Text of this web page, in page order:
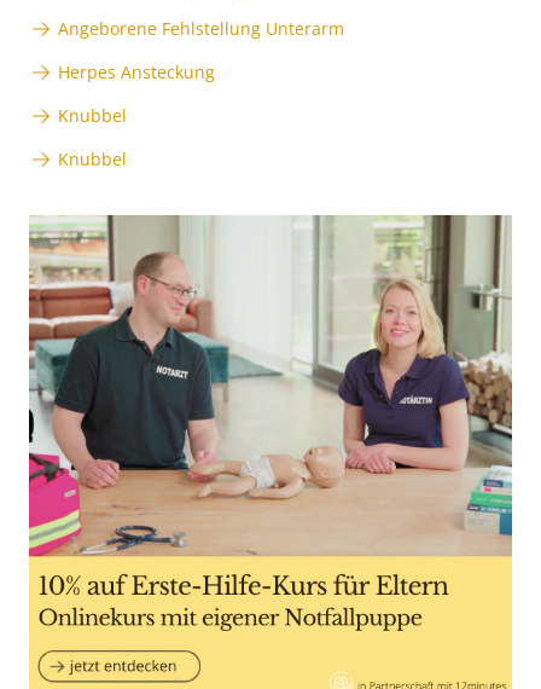
Angeborene Fehlstellung Unterarm
Herpes Ansteckung
Knubbel
Knubbel